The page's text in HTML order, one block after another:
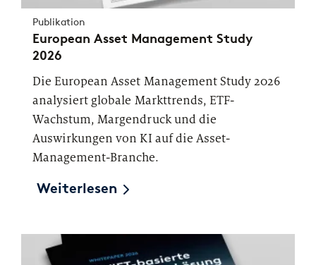
Publikation
European Asset Management Study
2026
Die European Asset Management Study 2026
analysiert globale Markttrends, ETF-
Wachstum, Margendruck und die
Auswirkungen von KI auf die Asset-
Management-Branche.
Weiterlesen